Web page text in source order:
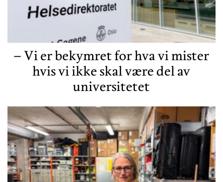
– Vi er bekymret for hva vi mister
hvis vi ikke skal være del av
universitetet